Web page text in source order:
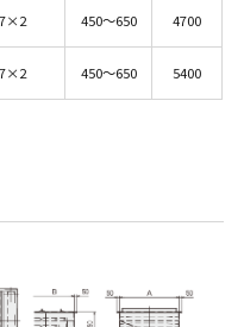
450～650 4700
450～650 5400